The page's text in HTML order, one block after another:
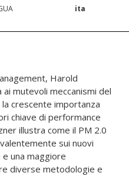
ita
Harold
mutevoli meccanismi del
crescente importanza
chiave di performance
illustra come il PM 2.0
sui nuovi
una maggiore
diverse metodologie e
solving e i processi
troverà le informazioni
degli strumenti web
per il loro utilizzo.
e le tecniche del PM
team progettuali, agli
risultati dai loro